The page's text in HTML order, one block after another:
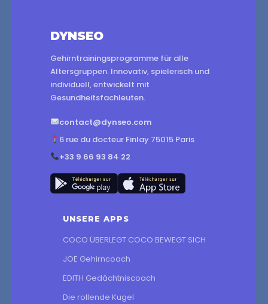
DYNSEO
Gehirntrainingsprogramme für alle
Altersgruppen. Innovativ, spielerisch und
individuell, entwickelt mit
Gesundheitsfachleuten.
contact@dynseo.com
6 rue du docteur Finlay 75015 Paris
+33 9 66 93 84 22
UNSERE APPS
COCO ÜBERLEGT COCO BEWEGT SICH
JOE Gehirncoach
EDITH Gedächtniscoach
Die rollende Kugel